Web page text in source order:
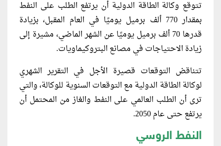
تتوقع وكالة الطاقة الدولية أن يرتفع الطلب على النفط
بمقدار 770 ألف برميل يوميًا في العام المقبل، بزيادة
قدرها 70 ألف برميل يوميًا عن الشهر الماضي، مشيرة إلى
زيادة الاحتياجات في مصانع البتروكيماويات.
تتناقض التوقعات قصيرة الأجل في التقرير الشهري
لوكالة الطاقة الدولية مع التوقعات السنوية للوكالة، والتي
ترى أن الطلب العالمي على النفط والغاز من المحتمل أن
يرتفع حتى عام 2050.
النفط الروسي